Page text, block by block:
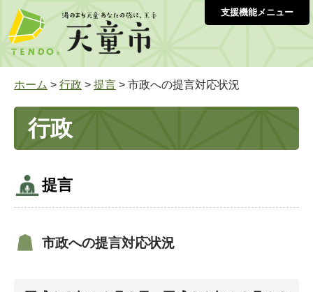
支援機能メニュー
ホーム > 行政 > 提言 > 市政への提言対応状況
行政
提言
市政への提言対応状況